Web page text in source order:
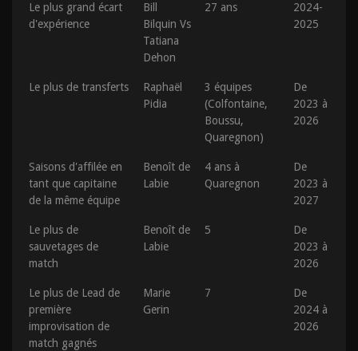
Le plus grand écart
d'expérience
Bill
Bilquin Vs
Tatiana
Dehon
27 ans
2024-
2025
Le plus de transferts
Raphaël
Pidia
3 équipes
(Colfontaine,
Boussu,
Quaregnon)
De
2023 à
2026
Saisons d'affilée en
tant que capitaine
de la même équipe
Benoît de
Labie
4 ans à
Quaregnon
De
2023 à
2027
Le plus de
sauvetages de
match
Benoît de
Labie
5
De
2023 à
2026
Le plus de Lead de
première
improvisation de
match gagnés
Marie
Gerin
7
De
2024 à
2026